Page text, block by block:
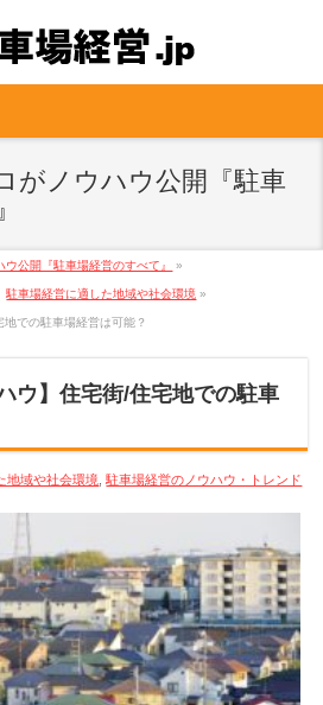
がノウハウ公開『駐車
公開『駐車場経営のすべて』 »
駐車場経営に適した地域や社会環境 »
地での駐車場経営は可能？
地域や社会環境 ,駐車場経営のノウハウ・トレンド